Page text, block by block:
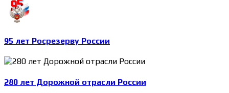
95 лет Росрезерву России
280 лет Дорожной отрасли России